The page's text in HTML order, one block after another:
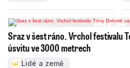
Sraz v šest ráno. Vrchol festivalu
úsvitu ve 3000 metrech
Lidé a země